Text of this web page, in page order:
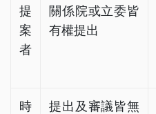
提
案
者
關係院或立委皆
有權提出
時
提出及審議皆無